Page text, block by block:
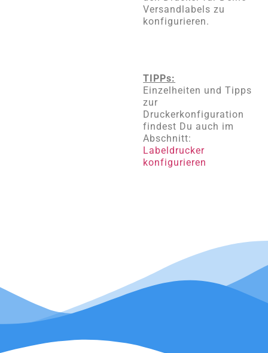
Versandlabels zu
konfigurieren.
TIPPs:
Einzelheiten und Tipps
zur
Druckerkonfiguration
findest Du auch im
Abschnitt:
Labeldrucker
konfigurieren